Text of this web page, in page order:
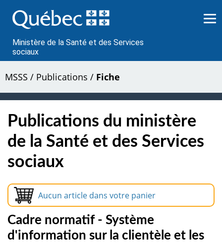
au
contenu
Ministère de la Santé et des Services
sociaux
MSSS / Publications / Fiche
Publications du ministère
de la Santé et des Services
sociaux
Aucun article dans votre panier
Cadre normatif - Système
d'information sur la clientèle et les